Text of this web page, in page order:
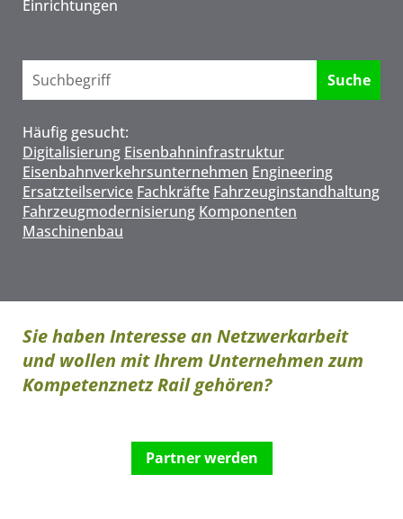
Einrichtungen
Häufig gesucht:
Digitalisierung Eisenbahninfrastruktur
Eisenbahnverkehrsunternehmen Engineering
Ersatzteilservice Fachkräfte Fahrzeuginstandhaltung
Fahrzeugmodernisierung Komponenten
Maschinenbau
Sie haben Interesse an Netzwerkarbeit
und wollen mit Ihrem Unternehmen zum
Kompetenznetz Rail gehören?
Partner werden